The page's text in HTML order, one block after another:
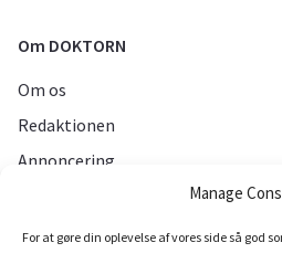
Manage
For at gøre din oplevelse af vores side så god
Om DOKTORN
Om os
Redaktionen
Annoncering